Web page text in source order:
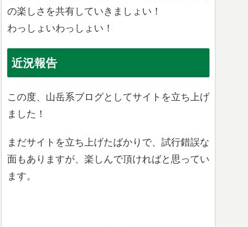
の楽しさを共有していきましょい！
わっしょいわっしょい！
近況報告
この度、山岳系ブログとしてサイトを立ち上げ
ました！
まだサイトを立ち上げたばかりで、試行錯誤な
面もありますが、楽しんで頂ければと思ってい
ます。